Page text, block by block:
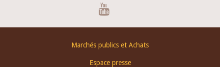
Marchés publics et Achats
Espace presse